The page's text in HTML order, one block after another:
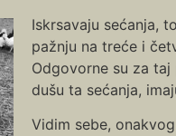
Iskrsavaju sećanja,
pažnju na treće i
Odgovorne su za
dušu ta sećanja,
Vidim sebe,